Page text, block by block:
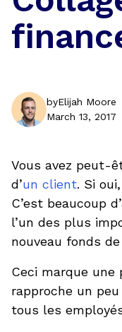
byElijah Moore
March 13, 2017
Vous avez peut-
d’un client. Si
C’est beaucoup
l’un des plus
nouveau fonds
Ceci marque
rapproche un
tous les